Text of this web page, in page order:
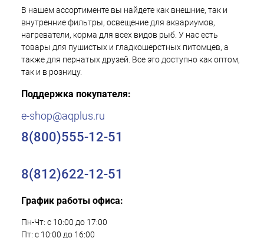
В нашем ассортименте вы найдете как внешние, так и
внутренние фильтры, освещение для аквариумов,
нагреватели, корма для всех видов рыб. У нас есть
товары для пушистых и гладкошерстных питомцев, а
также для пернатых друзей. Все это доступно как оптом,
так и в розницу.
Поддержка покупателя:
e-shop@aqplus.ru
8(800)555-12-51
8(812)622-12-51
График работы офиса:
Пн-Чт: с 10:00 до 17:00
Пт: с 10:00 до 16:00